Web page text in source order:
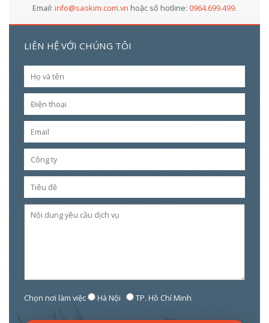
Email: info@saokim.com.vn hoặc số hotline: 0964.699.499.
LIÊN HỆ VỚI CHÚNG TÔI
Chọn nơi làm việc Hà Nội TP. Hồ Chí Minh